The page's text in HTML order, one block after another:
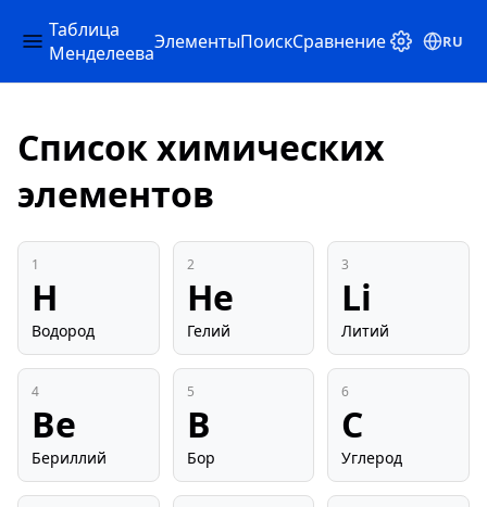
Таблица
МенделееваЭлементыПоискСравнение RU
Список химических
элементов
1
H
Водород
2
He
Гелий
3
Li
Литий
4
Be
Бериллий
5
B
Бор
6
C
Углерод